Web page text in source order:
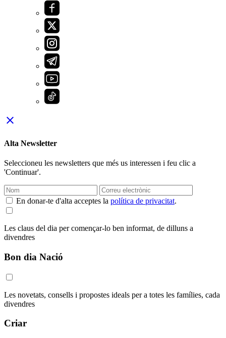
close
Alta Newsletter
Seleccioneu les newsletters que més us interessen i feu clic a
'Continuar'.
En donar-te d'alta acceptes la política de privacitat.
Les claus del dia per començar-lo ben informat, de dilluns a
divendres
Bon dia Nació
Les novetats, consells i propostes ideals per a totes les famílies, cada
divendres
Criar